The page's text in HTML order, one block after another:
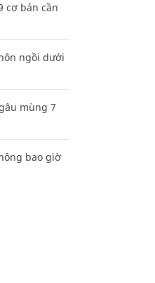
cơ bản cần
ngồi dưới
mùng 7
bao giờ